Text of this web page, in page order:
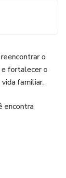
o
e fortalecer o
familiar.
encontra